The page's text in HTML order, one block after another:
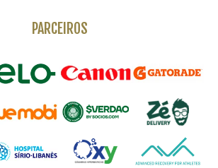
PARCEIROS